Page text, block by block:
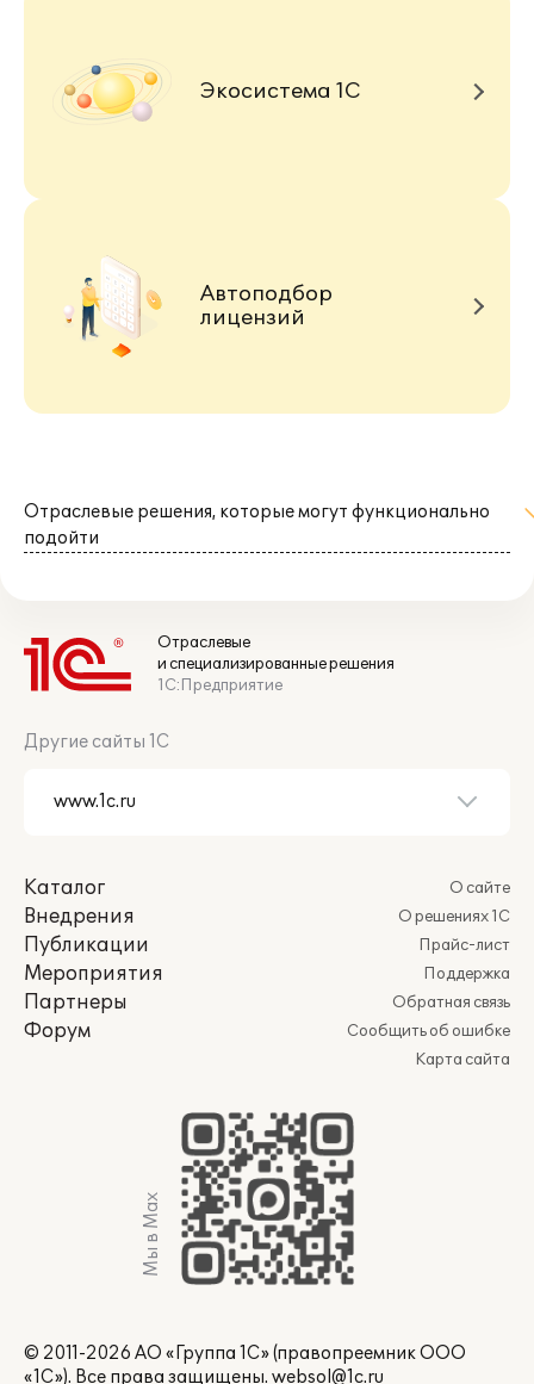
Отраслевые решения, которые могут функционально
подойти
Экосистема 1С
Автоподбор
лицензий
Отраслевые
и специализированные решения
1С:Предприятие
Другие сайты 1С
Каталог
Внедрения
Публикации
Мероприятия
Партнеры
Форум
О сайте
О решениях 1С
Прайс-лист
Поддержка
Обратная связь
Сообщить об ошибке
Карта сайта
Мы в Max
© 2011-2026 АО «Группа 1С» (правопреемник ООО
«1С»). Все права защищены. websol@1c.ru